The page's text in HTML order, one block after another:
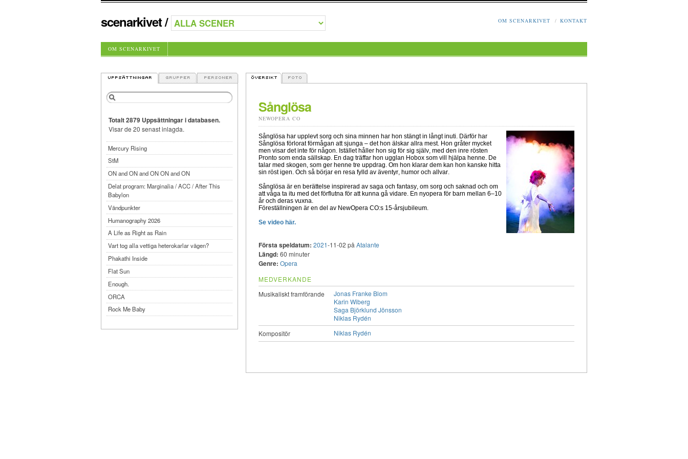
scenarkivet/ OM SCENARKIVET / KONTAKT
OM SCENARKIVET
Sånglösa
NEWOPERA CO
Sånglösa har upplevt sorg och sina minnen har hon stängt in långt inuti. Därför har
Sånglösa förlorat förmågan att sjunga – det hon älskar allra mest. Hon gråter mycket
men visar det inte för någon. Istället håller hon sig för sig själv, med den inre rösten
Pronto som enda sällskap. En dag träffar hon ugglan Hobox som vill hjälpa henne. De
talar med skogen, som ger henne tre uppdrag. Om hon klarar dem kan hon kanske hitta
sin röst igen. Och så börjar en resa fylld av äventyr, humor och allvar.
Sånglösa är en berättelse inspirerad av saga och fantasy, om sorg och saknad och om
att våga ta itu med det förflutna för att kunna gå vidare. En nyopera för barn mellan 6–10
år och deras vuxna.
Föreställningen är en del av NewOpera CO:s 15-årsjubileum.
Se video här.
Första speldatum: 2021-11-02 på Atalante
Längd: 60 minuter
Genre: Opera
MEDVERKANDE
Musikaliskt framförande
Jonas Franke Blom
Karin Wiberg
Saga Björklund Jönsson
Niklas Rydén
Kompositör
Niklas Rydén
Totalt 2879 Uppsättningar i databasen.
Visar de 20 senast inlagda.
Mercury Rising
StM
ON and ON and ON ON and ON
Delat program: Marginalia / ACC / After This
Babylon
Vändpunkter
Humanography 2026
A Life as Right as Rain
Vart tog alla vettiga heterokarlar vägen?
Phakathi Inside
Flat Sun
Enough.
ORCA
Rock Me Baby